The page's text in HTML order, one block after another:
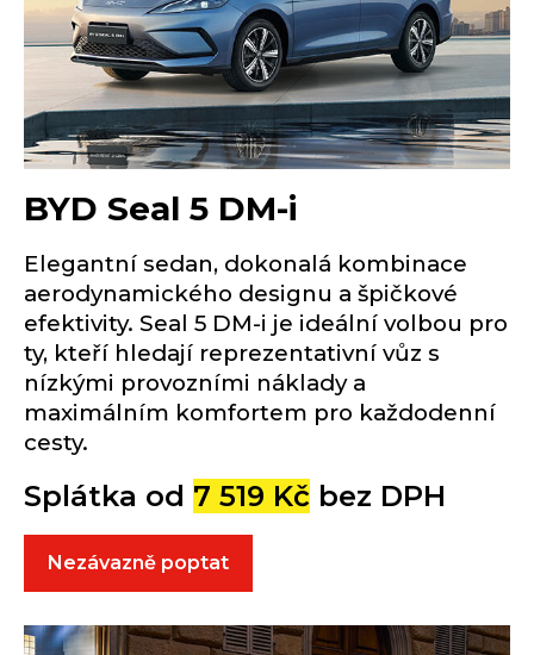
BYD Seal 5 DM-i
Elegantní sedan, dokonalá kombinace
aerodynamického designu a špičkové
efektivity. Seal 5 DM-i je ideální volbou pro
ty, kteří hledají reprezentativní vůz s
nízkými provozními náklady a
maximálním komfortem pro každodenní
cesty.
Splátka od 7 519 Kč bez DPH
Nezávazně poptat